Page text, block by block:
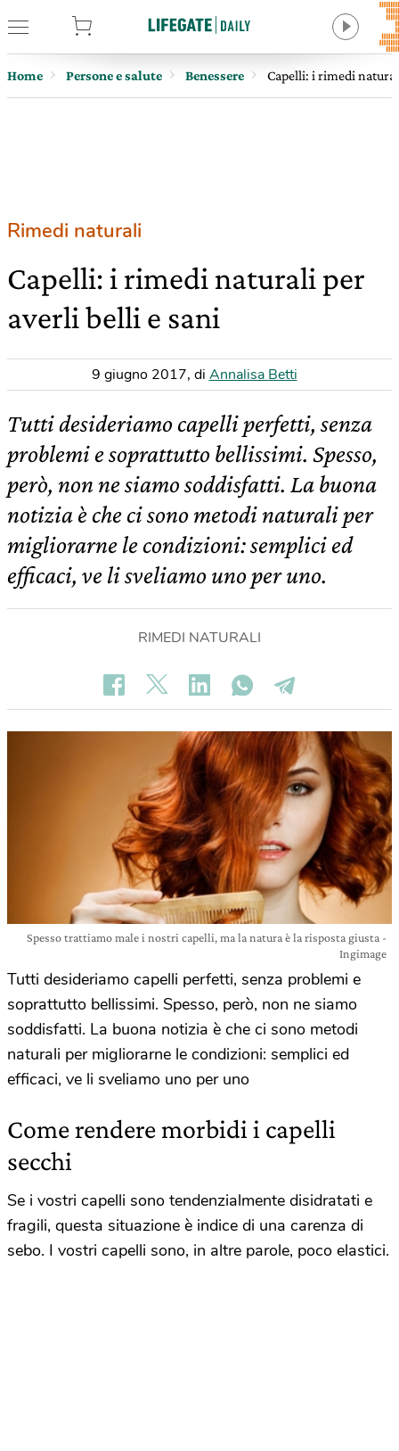
Home Persone e salute Benessere Capelli: i rimedi
Rimedi naturali
Capelli: i rimedi naturali per
averli belli e sani
9 giugno 2017, di Annalisa Betti
Tutti desideriamo capelli perfetti, senza
problemi e soprattutto bellissimi. Spesso,
però, non ne siamo soddisfatti. La buona
notizia è che ci sono metodi naturali per
migliorarne le condizioni: semplici ed
efficaci, ve li sveliamo uno per uno.
RIMEDI NATURALI
Spesso trattiamo male i nostri capelli, ma la natura è la risposta giusta -
Ingimage
Tutti desideriamo capelli perfetti, senza problemi e
soprattutto bellissimi. Spesso, però, non ne siamo
soddisfatti. La buona notizia è che ci sono metodi
naturali per migliorarne le condizioni: semplici ed
efficaci, ve li sveliamo uno per uno
Come rendere morbidi i capelli
secchi
Se i vostri capelli sono tendenzialmente disidratati e
fragili, questa situazione è indice di una carenza di
sebo. I vostri capelli sono, in altre parole, poco elastici.